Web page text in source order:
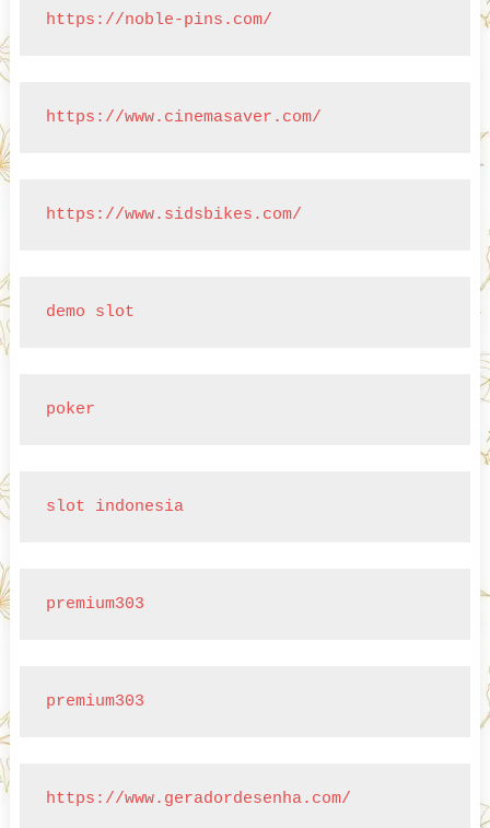
https://noble-pins.com/
https://www.cinemasaver.com/
https://www.sidsbikes.com/
demo slot
poker
slot indonesia
premium303
premium303
https://www.geradordesenha.com/